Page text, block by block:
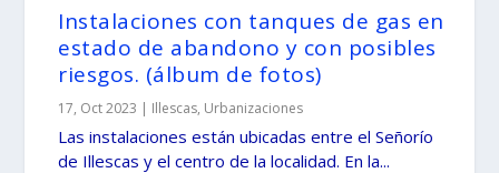
Instalaciones con tanques de gas en
estado de abandono y con posibles
riesgos. (álbum de fotos)
17, Oct 2023 | Illescas, Urbanizaciones
Las instalaciones están ubicadas entre el Señorío
de Illescas y el centro de la localidad. En la...